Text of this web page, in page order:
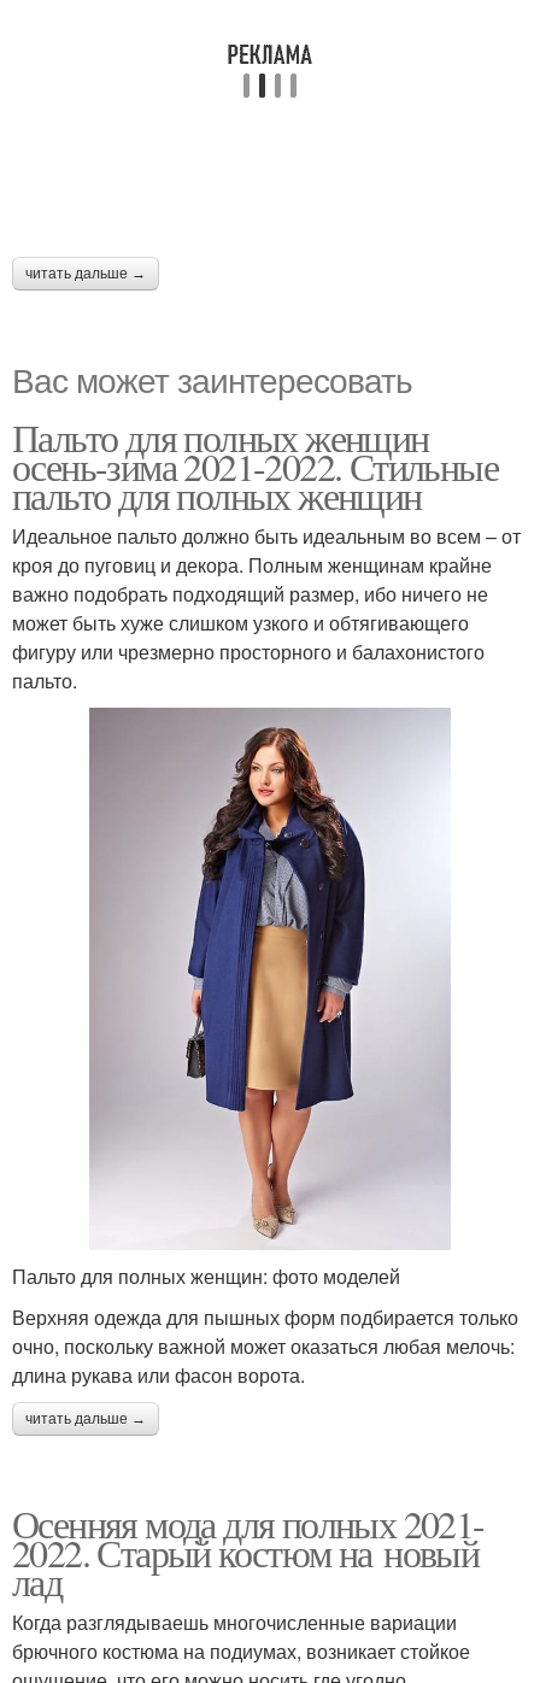
читать дальше →
Вас может заинтересовать
Пальто для полных женщин
осень-зима 2021-2022. Стильные
пальто для полных женщин
Идеальное пальто должно быть идеальным во всем – от
кроя до пуговиц и декора. Полным женщинам крайне
важно подобрать подходящий размер, ибо ничего не
может быть хуже слишком узкого и обтягивающего
фигуру или чрезмерно просторного и балахонистого
пальто.
Пальто для полных женщин: фото моделей
Верхняя одежда для пышных форм подбирается только
очно, поскольку важной может оказаться любая мелочь:
длина рукава или фасон ворота.
читать дальше →
Осенняя мода для полных 2021-
2022. Старый костюм на новый
лад
Когда разглядываешь многочисленные вариации
брючного костюма на подиумах, возникает стойкое